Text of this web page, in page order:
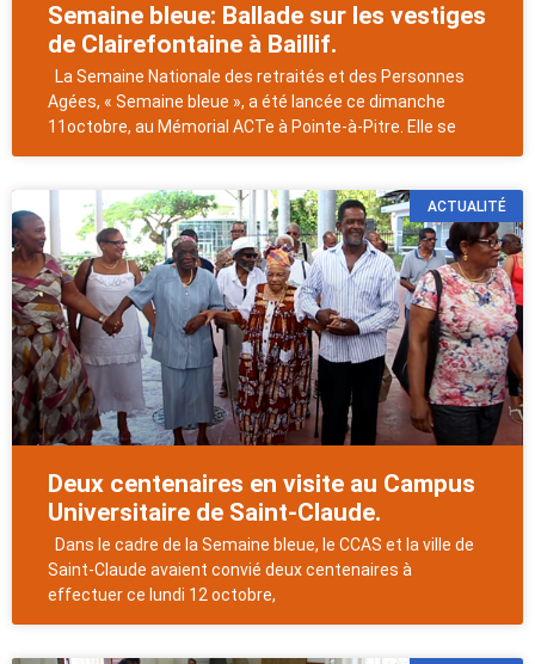
Semaine bleue: Ballade sur les vestiges
de Clairefontaine à Baillif.
La Semaine Nationale des retraités et des Personnes
Agées, « Semaine bleue », a été lancée ce dimanche
11octobre, au Mémorial ACTe à Pointe-à-Pitre. Elle se
ACTUALITÉ
Deux centenaires en visite au Campus
Universitaire de Saint-Claude.
Dans le cadre de la Semaine bleue, le CCAS et la ville de
Saint-Claude avaient convié deux centenaires à
effectuer ce lundi 12 octobre,